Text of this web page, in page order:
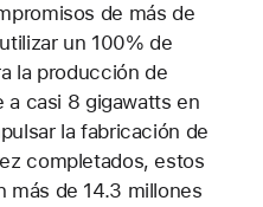
de más de
un 100% de
la producción de
a casi 8 gigawatts en
la fabricación de
completados, estos
más de 14.3 millones